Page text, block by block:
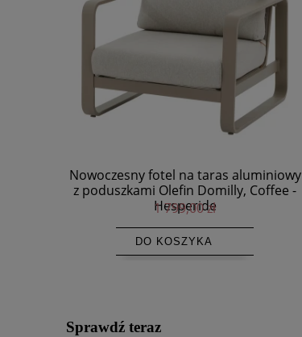
Nowoczesny fotel na taras aluminiowy
z poduszkami Olefin Domilly, Coffee -
Hesperide
1 799,00 zł
DO KOSZYKA
Sprawdź teraz